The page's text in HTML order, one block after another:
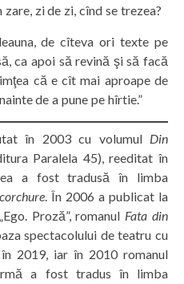
zi de zi, cînd se trezea?
de cîteva ori texte pe
ca apoi să revină şi să facă
că e cît mai aproape de
de a pune pe hîrtie.”
în 2003 cu volumul Din
Paralela 45), reeditat în
a fost tradusă în limba
. În 2006 a publicat la
Proză”, romanul Fata din
spectacolului de teatru cu
2019, iar în 2010 romanul
a fost tradus în limba